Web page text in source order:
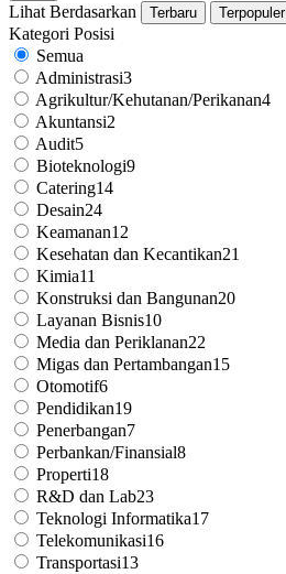
Lihat Berdasarkan Terbaru Terpopuler
Kategori Posisi
Semua
Administrasi3
Agrikultur/Kehutanan/Perikanan4
Akuntansi2
Audit5
Bioteknologi9
Catering14
Desain24
Keamanan12
Kesehatan dan Kecantikan21
Kimia11
Konstruksi dan Bangunan20
Layanan Bisnis10
Media dan Periklanan22
Migas dan Pertambangan15
Otomotif6
Pendidikan19
Penerbangan7
Perbankan/Finansial8
Properti18
R&D dan Lab23
Teknologi Informatika17
Telekomunikasi16
Transportasi13